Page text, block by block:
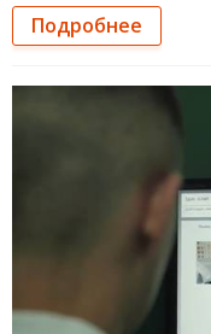
Подробнее